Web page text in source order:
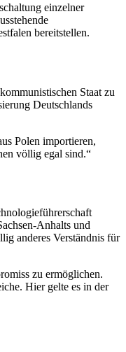
einzelner
bereitstellen.
Staat zu
Deutschlands
Polen importieren,
völlig egal sind.“
Anhalts und
anderes Verständnis für
zu ermöglichen.
Hier gelte es in der